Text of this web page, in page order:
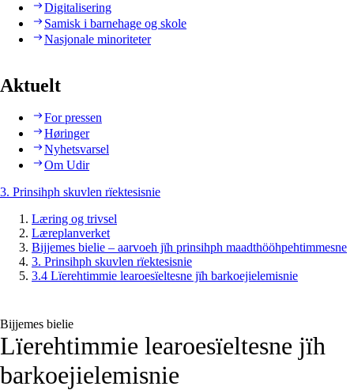
Digitalisering
Samisk i barnehage og skole
Nasjonale minoriteter
Aktuelt
For pressen
Høringer
Nyhetsvarsel
Om Udir
3. Prinsihph skuvlen rïektesisnie
Læring og trivsel
Læreplanverket
Bijjemes bielie – aarvoeh jïh prinsihph maadthööhpehtimmesne
3. Prinsihph skuvlen rïektesisnie
3.4 Lïerehtimmie learoesïeltesne jïh barkoejielemisnie
Bijjemes bielie
Lïerehtimmie learoesïeltesne jïh
barkoejielemisnie